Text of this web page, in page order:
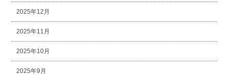
2025年12月
2025年11月
2025年10月
2025年9月